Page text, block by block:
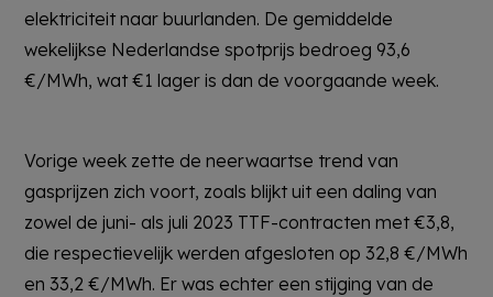
elektriciteit naar buurlanden. De gemiddelde
wekelijkse Nederlandse spotprijs bedroeg 93,6
€/MWh, wat €1 lager is dan de voorgaande week.
Vorige week zette de neerwaartse trend van
gasprijzen zich voort, zoals blijkt uit een daling van
zowel de juni- als juli 2023 TTF-contracten met €3,8,
die respectievelijk werden afgesloten op 32,8 €/MWh
en 33,2 €/MWh. Er was echter een stijging van de